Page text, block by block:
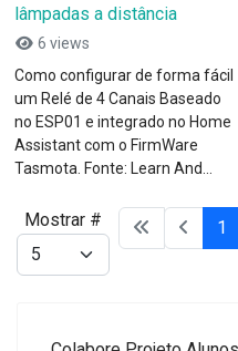
lâmpadas a distância
6 views
Como configurar de forma fácil
um Relé de 4 Canais Baseado
no ESP01 e integrado no Home
Assistant com o FirmWare
Tasmota. Fonte: Learn And...
Mostrar # 1